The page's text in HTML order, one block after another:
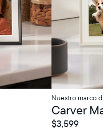
Nuestro marco
Carver Mat
$3,599